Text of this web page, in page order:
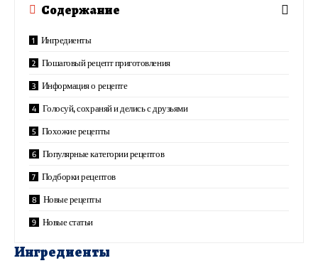
Содержание
Ингредиенты
Пошаговый рецепт приготовления
Информация о рецепте
Голосуй, сохраняй и делись с друзьями
Похожие рецепты
Популярные категории рецептов
Подборки рецептов
Новые рецепты
Новые статьи
Ингредиенты